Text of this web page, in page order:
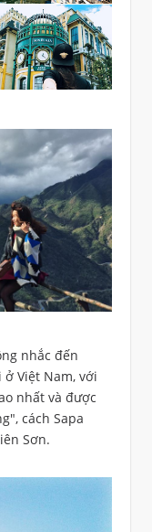
nhắc đến
Việt Nam, với
nhất và được
cách Sapa
Sơn.